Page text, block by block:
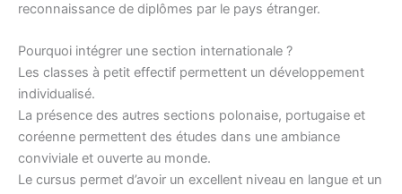
reconnaissance de diplômes par le pays étranger.
Pourquoi intégrer une section internationale ?
Les classes à petit effectif permettent un développement
individualisé.
La présence des autres sections polonaise, portugaise et
coréenne permettent des études dans une ambiance
conviviale et ouverte au monde.
Le cursus permet d’avoir un excellent niveau en langue et un